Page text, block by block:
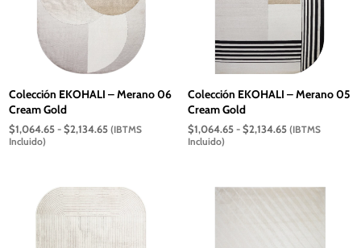
Colección EKOHALI – Merano 06
Cream Gold
$1,064.65 - $2,134.65Rango
hasta
$2,134.65
(IBTMS
Incluido)
Colección EKOHALI – Merano 05
Cream Gold
$1,064.65 - $2,134.65Rango
hasta
(IBTMS
Incluido)